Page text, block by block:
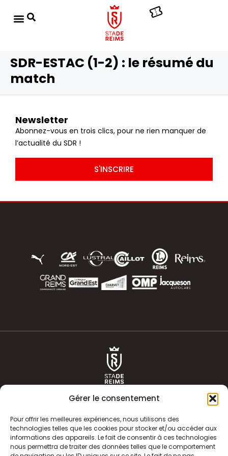
Gérer le consentement
Pour offrir les meilleures expériences, nous utilisons des
technologies telles que les cookies pour stocker et/ou accéder aux
informations des appareils. Le fait de consentir à ces technologies
nous permettra de traiter des données telles que le comportement
SDR-ESTAC (1-2) : le résumé du
match
Newsletter
Abonnez-vous en trois clics, pour ne rien manquer de
l’actualité du SDR !
S'INSCRIRE
ACTUALITÉS HISTOIRE